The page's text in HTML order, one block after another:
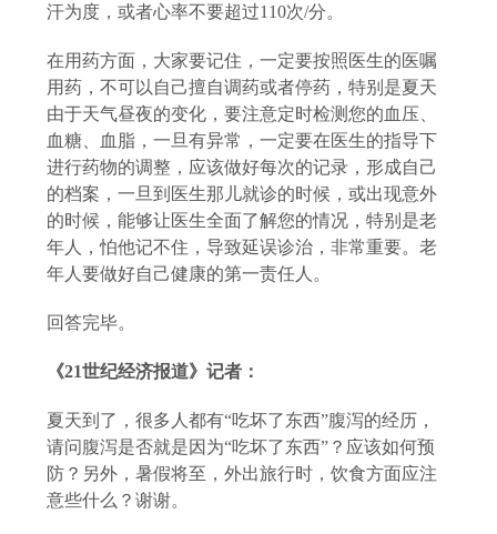
汗为度，或者心率不要超过110次/分。
在用药方面，大家要记住，一定要按照医生的医嘱
用药，不可以自己擅自调药或者停药，特别是夏天
由于天气昼夜的变化，要注意定时检测您的血压、
血糖、血脂，一旦有异常，一定要在医生的指导下
进行药物的调整，应该做好每次的记录，形成自己
的档案，一旦到医生那儿就诊的时候，或出现意外
的时候，能够让医生全面了解您的情况，特别是老
年人，怕他记不住，导致延误诊治，非常重要。老
年人要做好自己健康的第一责任人。
回答完毕。
《21世纪经济报道》记者：
夏天到了，很多人都有“吃坏了东西”腹泻的经历，
请问腹泻是否就是因为“吃坏了东西”？应该如何预
防？另外，暑假将至，外出旅行时，饮食方面应注
意些什么？谢谢。